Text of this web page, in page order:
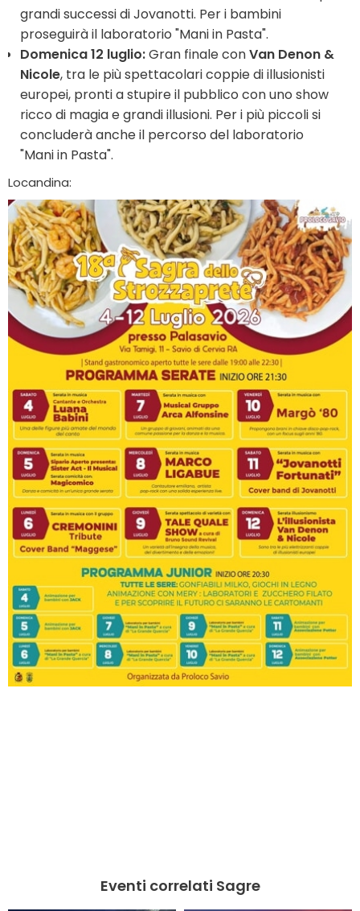
grandi successi di Jovanotti. Per i bambini
proseguirà il laboratorio "Mani in Pasta".
Domenica 12 luglio:Gran finale conVan Denon &
Nicole, tra le più spettacolari coppie di illusionisti
europei, pronti a stupire il pubblico con uno show
ricco di magia e grandi illusioni. Per i più piccoli si
concluderà anche il percorso del laboratorio
"Mani in Pasta".
Locandina:
Eventi correlati Sagre